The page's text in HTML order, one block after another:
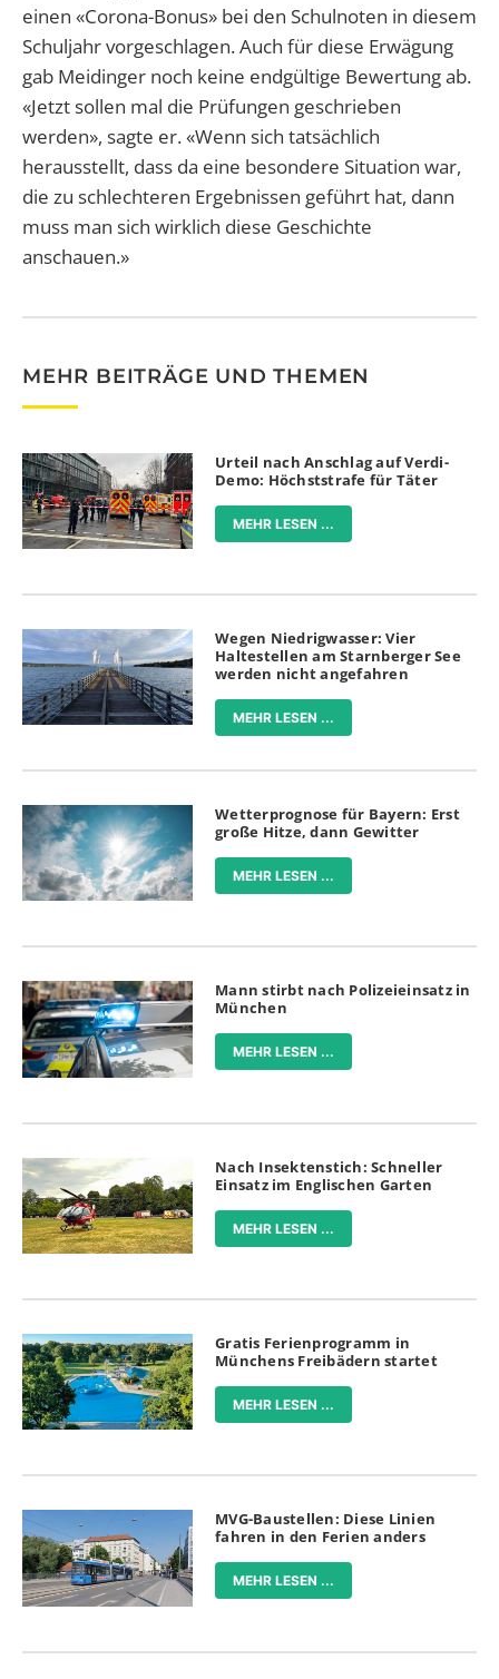
einen «Corona-Bonus» bei den Schulnoten in diesem
Schuljahr vorgeschlagen. Auch für diese Erwägung
gab Meidinger noch keine endgültige Bewertung ab.
«Jetzt sollen mal die Prüfungen geschrieben
werden», sagte er. «Wenn sich tatsächlich
herausstellt, dass da eine besondere Situation war,
die zu schlechteren Ergebnissen geführt hat, dann
muss man sich wirklich diese Geschichte
anschauen.»
MEHR BEITRÄGE UND THEMEN
Urteil nach Anschlag auf Verdi-
Demo: Höchststrafe für Täter
MEHR LESEN ...
Wegen Niedrigwasser: Vier
Haltestellen am Starnberger See
werden nicht angefahren
MEHR LESEN ...
Wetterprognose für Bayern: Erst
große Hitze, dann Gewitter
MEHR LESEN ...
Mann stirbt nach Polizeieinsatz in
München
MEHR LESEN ...
Nach Insektenstich: Schneller
Einsatz im Englischen Garten
MEHR LESEN ...
Gratis Ferienprogramm in
Münchens Freibädern startet
MEHR LESEN ...
MVG-Baustellen: Diese Linien
fahren in den Ferien anders
MEHR LESEN ...